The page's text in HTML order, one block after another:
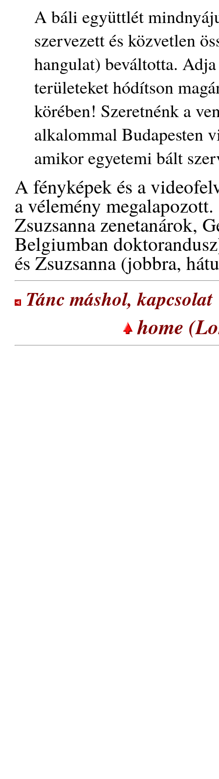
A báli együttlét
szervezett és közvetlen
hangulat) beváltotta.
területeket hódítson
körében! Szeretnénk a
alkalommal Budapesten
amikor egyetemi bált
A fényképek és a
a vélemény
Zsuzsanna zenetanárok,
Belgiumban
és Zsuzsanna (jobbra,
Tánc máshol, kapcsolat
home